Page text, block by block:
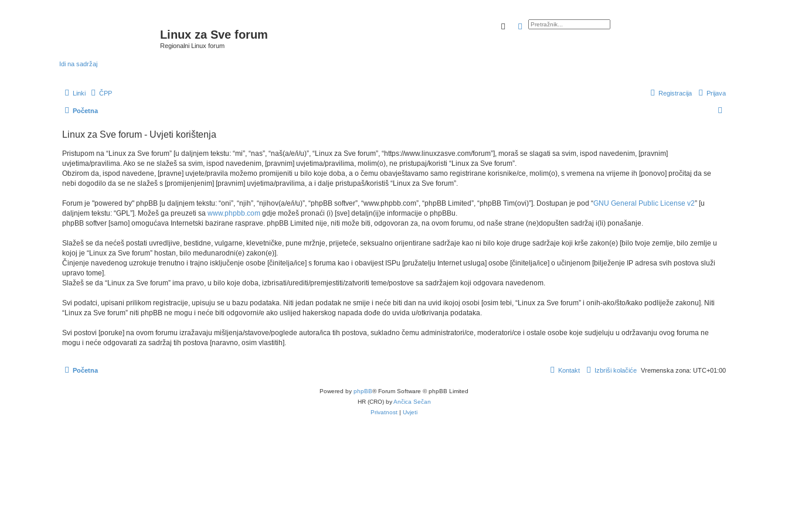
Linux za Sve forum
Regionalni Linux forum
Idi na sadržaj
PretražnikNapredno pretraživanje
Linki ČPP Prijava
Registracija
Početna
Linux za Sve forum - Uvjeti korištenja
Pristupom na “Linux za Sve forum” [u daljnjem tekstu: “mi”, “nas”, “naš(a/e/i/u)”, “Linux za Sve forum”, “https://www.linuxzasve.com/forum”], moraš se slagati sa svim, ispod navedenim, [pravnim]
uvjetima/pravilima. Ako se ne slažeš sa svim, ispod navedenim, [pravnim] uvjetima/pravilima, molim(o), ne pristupaj/koristi “Linux za Sve forum”.
Obzirom da, ispod navedene, [pravne] uvjete/pravila možemo promijeniti u bilo koje doba, a o čemu obavještavamo samo registrirane korisnike/ce, molim(o), s vremena na vrijeme ih [ponovo] pročitaj da se
nebi dogodilo da se ne slažeš s [promijenjenim] [pravnim] uvjetima/pravilima, a i dalje pristupaš/koristiš “Linux za Sve forum”.
Forum je "powered by" phpBB [u daljnjem tekstu: “oni”, “njih”, “njihov(a/e/i/u)”, “phpBB softver”, “www.phpbb.com”, “phpBB Limited”, “phpBB Tim(ovi)”]. Dostupan je pod “GNU General Public License v2” [u
daljnjem tekstu: “GPL”]. Možeš ga preuzeti sa www.phpbb.com gdje možeš pronaći (i) [sve] detaljn(ij)e informacije o phpBBu.
phpBB softver [samo] omogućava Internetski bazirane rasprave. phpBB Limited nije, niti može biti, odgovoran za, na ovom forumu, od naše strane (ne)dopušten sadržaj i(li) ponašanje.
Slažeš se da nećeš postati uvredljive, bestidne, vulgarne, klevetničke, pune mržnje, prijeteće, seksualno orijentirane sadržaje kao ni bilo koje druge sadržaje koji krše zakon(e) [bilo tvoje zemlje, bilo zemlje u
kojoj je “Linux za Sve forum” hostan, bilo međunarodni(e) zakon(e)].
Činjenje navedenog uzrokuje trenutno i trajno isključenje osobe [činitelja/ice] s foruma kao i obavijest ISPu [pružatelju Internet usluga] osobe [činitelja/ice] o učinjenom [bilježenje IP adresa svih postova služi
upravo tome].
Slažeš se da “Linux za Sve forum” ima pravo, u bilo koje doba, izbrisati/urediti/premjestiti/zatvoriti teme/postove sa sadržajem koji odgovara navedenom.
Svi podatci, upisani prilikom registracije, upisuju se u bazu podataka. Niti jedan podatak ne smije i neće biti dan na uvid ikojoj osobi [osim tebi, “Linux za Sve forum” i onih-ako/što/kako podliježe zakonu]. Niti
“Linux za Sve forum” niti phpBB ne mogu i neće biti odgovorni/e ako uslijed hakerskog napada dođe do uvida u/otkrivanja podataka.
Svi postovi [poruke] na ovom forumu izražavaju mišljenja/stavove/poglede autora/ica tih postova, sukladno čemu administratori/ce, moderatori/ce i ostale osobe koje sudjeluju u održavanju ovog foruma ne
mogu i neće odgovarati za sadržaj tih postova [naravno, osim vlastitih].
Početna Vremenska zona: UTC+01:00
Izbriši kolačiće
Kontakt
Powered by phpBB® Forum Software © phpBB Limited
HR (CRO) byAnčica Sečan
Privatnost | Uvjeti